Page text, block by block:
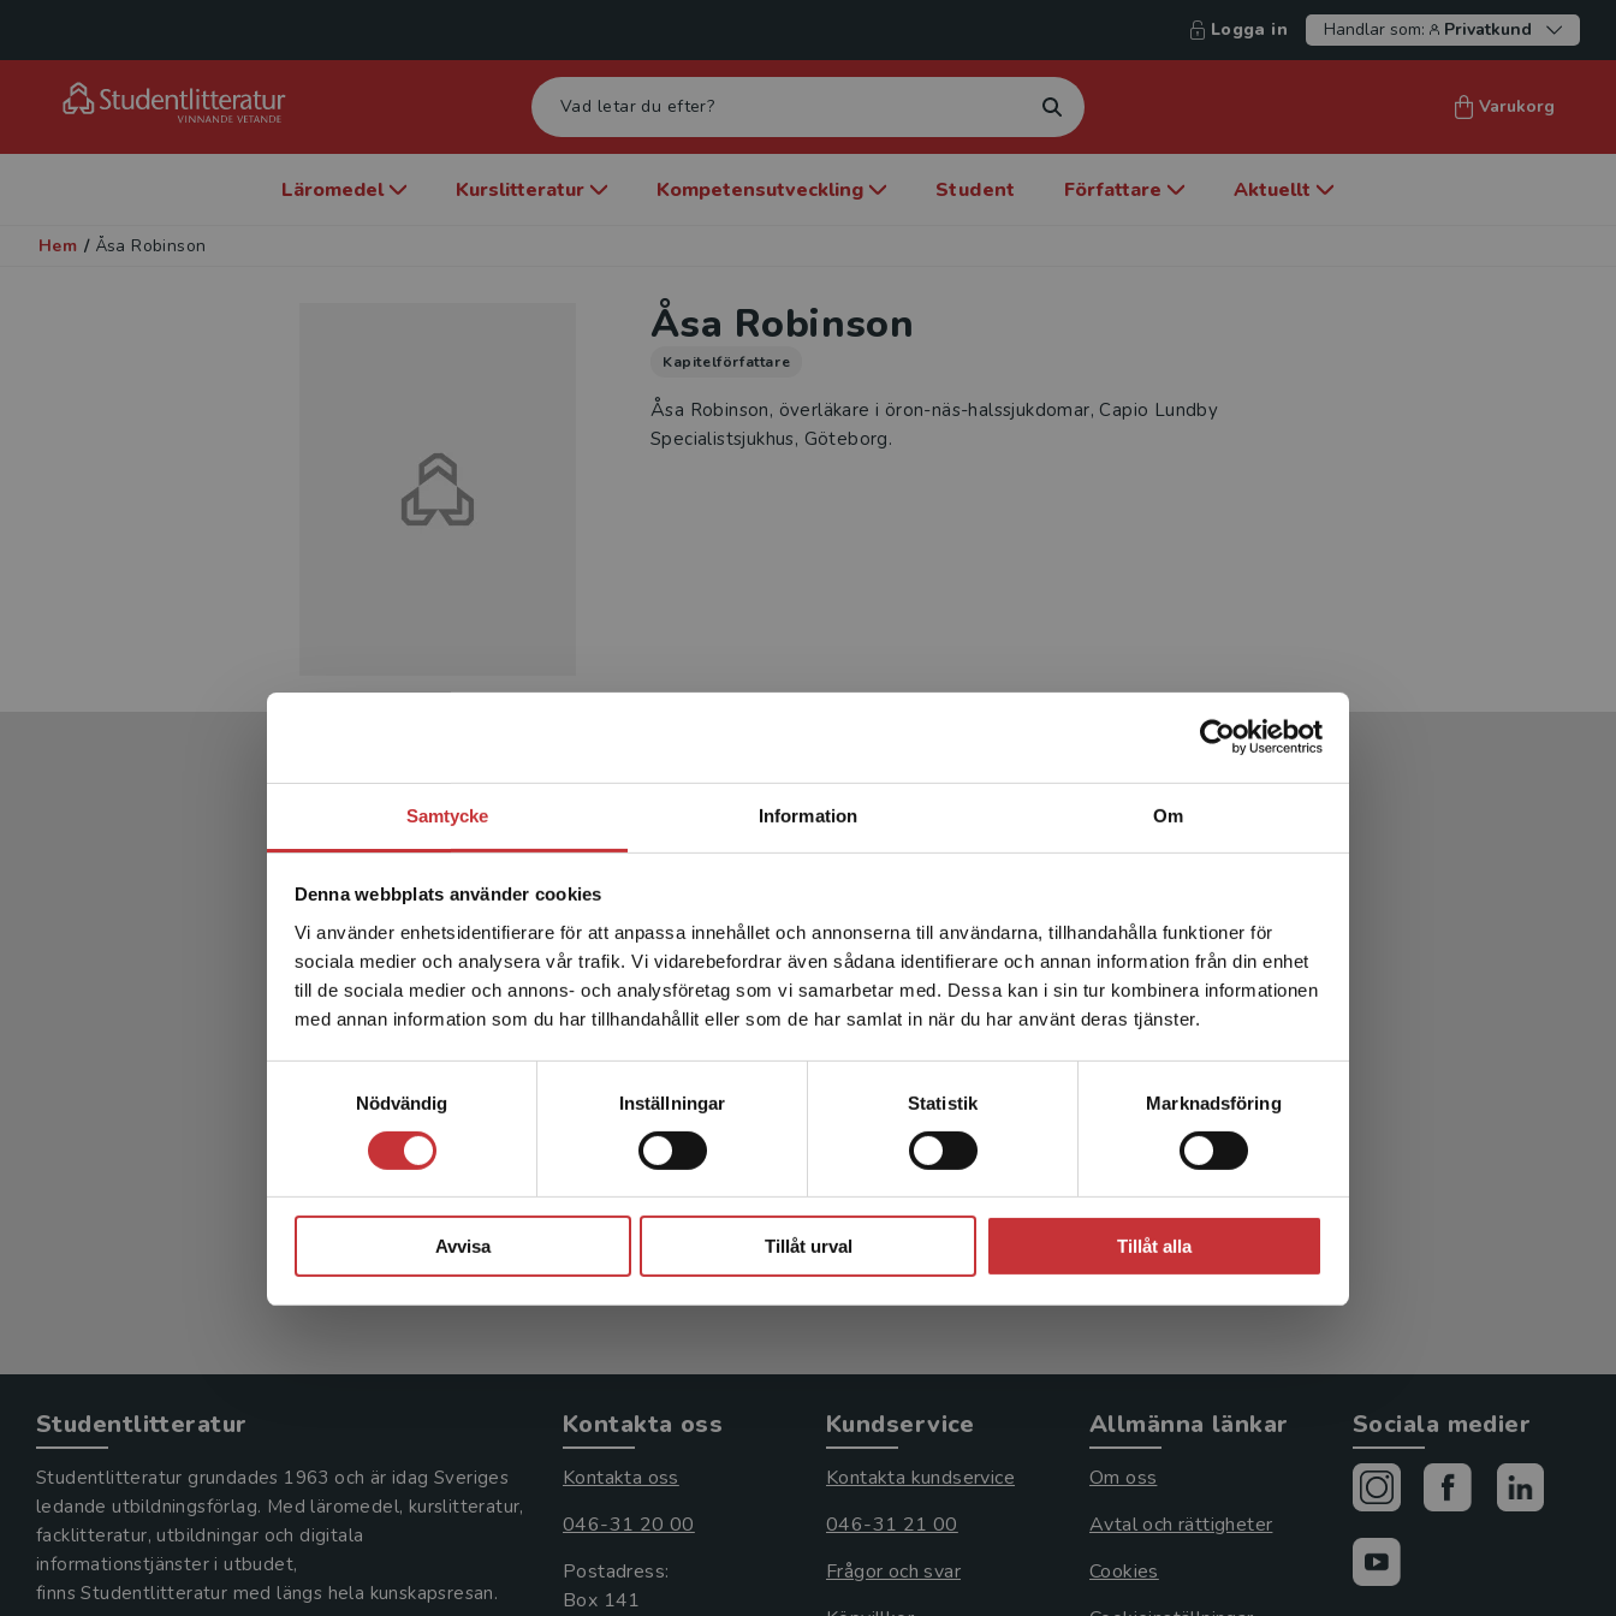
Samtycke Information Om
Denna webbplats använder cookies
Vi använder enhetsidentifierare för att anpassa innehållet och annonserna till användarna, tillhandahålla funktioner för
sociala medier och analysera vår trafik. Vi vidarebefordrar även sådana identifierare och annan information från din enhet
till de sociala medier och annons- och analysföretag som vi samarbetar med. Dessa kan i sin tur kombinera informationen
med annan information som du har tillhandahållit eller som de har samlat in när du har använt deras tjänster.
Nödvändig
Inställningar Statistik Marknadsföring
Avvisa Tillåt urval Tillåt alla
Begränsad fraktregion
Det verkar som att du besöker studentlitteratur.se via en
enhet utanför Sverige. Vi erbjuder inte leveranser utanför
Sverige. För att kunna slutföra ett köp måste
leveransadressen vara i Sverige.Läs mer
Logga in Handlar som: Privatkund
Varukorg
Läromedel Kurslitteratur Kompetensutveckling Student Författare Aktuellt
Hem / Åsa Robinson
Åsa Robinson
Kapitelförfattare
Åsa Robinson, överläkare i öron-näs-halssjukdomar, Capio Lundby
Specialistsjukhus, Göteborg.
Produkter
Björgell, O - Uddenfeldt Wort, U
(red.)
Exkl. moms: 583 kr
ST-boken
Björgell, O - Uddenfeldt Wort, U
(red.)
Exkl. moms: 371 kr
Studentlitteratur
Studentlitteratur grundades 1963 och är idag Sveriges
ledande utbildningsförlag. Med läromedel, kurslitteratur,
facklitteratur, utbildningar och digitala
informationstjänster i utbudet,
finns Studentlitteratur med längs hela kunskapsresan.
Kontakta oss
Kontakta oss
046-31 20 00
Postadress:
Box 141
Kundservice
Kontakta kundservice
046-31 21 00
Frågor och svar
Allmänna länkar
Om oss
Avtal och rättigheter
Cookies
Sociala medier